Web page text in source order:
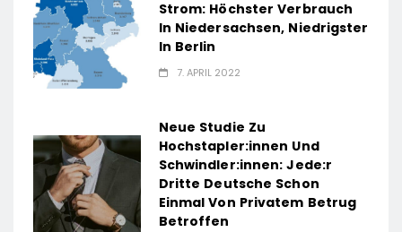
Strom: Höchster Verbrauch
In Niedersachsen, Niedrigster
In Berlin
7. APRIL 2022
Neue Studie Zu
Hochstapler:innen Und
Schwindler:innen: Jede:r
Dritte Deutsche Schon
Einmal Von Privatem Betrug
Betroffen